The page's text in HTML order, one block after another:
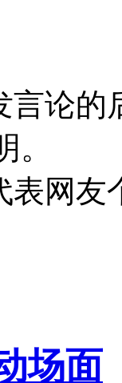
言论的
表网友
场面